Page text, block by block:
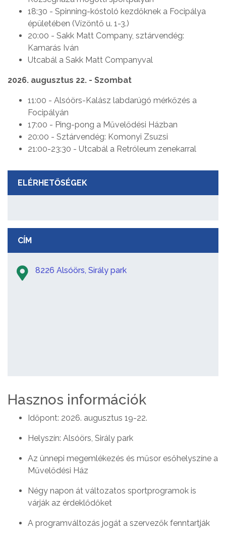
18:30 - Spinning-kóstoló kezdőknek a Focipálya
épületében (Vízöntő u. 1-3.)
20:00 - Sakk Matt Company, sztárvendég:
Kamarás Iván
Utcabál a Sakk Matt Companyval
2026. augusztus 22. - Szombat
11:00 - Alsóörs-Kalász labdarúgó mérkőzés a
Focipályán
17:00 - Ping-pong a Művelődési Házban
20:00 - Sztárvendég: Komonyi Zsuzsi
21:00-23:30 - Utcabál a Retróleum zenekarral
ELÉRHETŐSÉGEK
CÍM
8226 Alsóörs, Sirály park
Hasznos információk
Időpont: 2026. augusztus 19-22.
Helyszín: Alsóörs, Sirály park
Az ünnepi megemlékezés és műsor esőhelyszíne a
Művelődési Ház
Négy napon át változatos sportprogramok is
várják az érdeklődőket
A programváltozás jogát a szervezők fenntartják